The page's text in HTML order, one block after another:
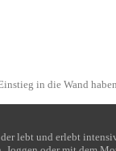
in die Wand
lebt und erlebt